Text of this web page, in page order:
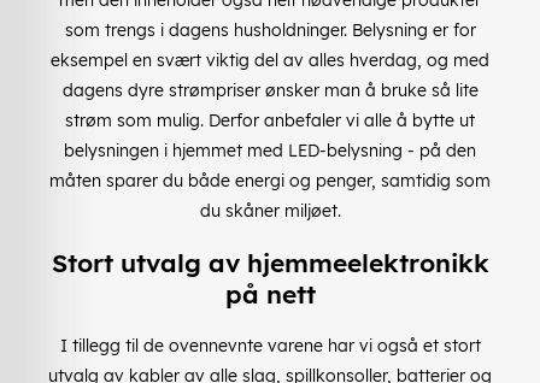
som trengs i dagens husholdninger. Belysning er for
eksempel en svært viktig del av alles hverdag, og med
dagens dyre strømpriser ønsker man å bruke så lite
strøm som mulig. Derfor anbefaler vi alle å bytte ut
belysningen i hjemmet med LED-belysning - på den
måten sparer du både energi og penger, samtidig som
du skåner miljøet.
Stort utvalg av hjemmeelektronikk
på nett
I tillegg til de ovennevnte varene har vi også et stort
utvalg av kabler av alle slag, spillkonsoller, batterier og